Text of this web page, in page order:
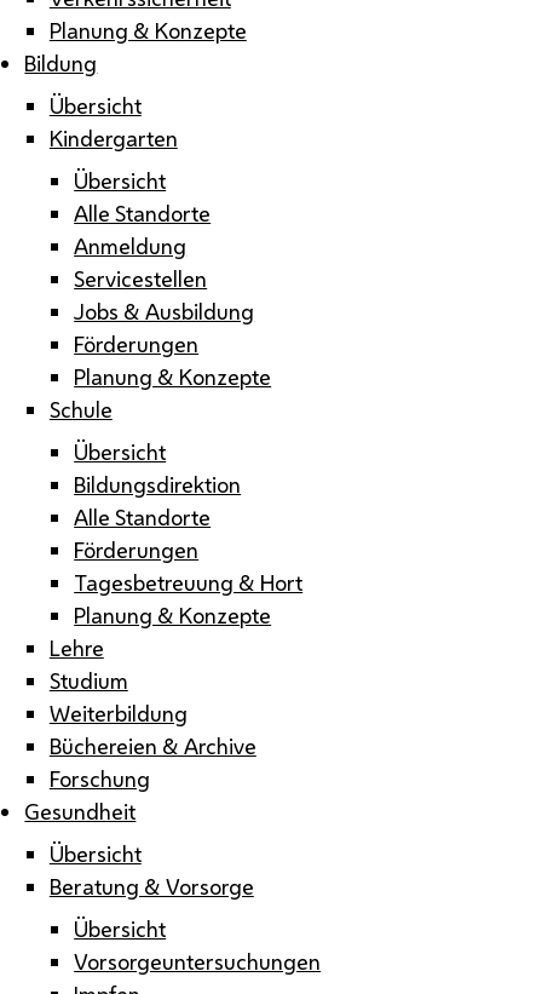
Planung & Konzepte
Bildung
Übersicht
Kindergarten
Übersicht
Alle Standorte
Anmeldung
Servicestellen
Jobs & Ausbildung
Förderungen
Planung & Konzepte
Schule
Übersicht
Bildungsdirektion
Alle Standorte
Förderungen
Tagesbetreuung & Hort
Planung & Konzepte
Lehre
Studium
Weiterbildung
Büchereien & Archive
Forschung
Gesundheit
Übersicht
Beratung & Vorsorge
Übersicht
Vorsorgeuntersuchungen